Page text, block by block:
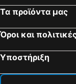
Τα προϊόντα μας
Όροι και
Υποστήριξη